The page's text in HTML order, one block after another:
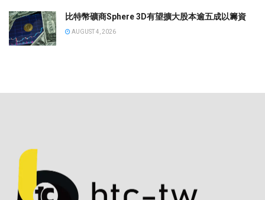
比特幣礦商Sphere 3D有望擴大股本逾五成以籌資
AUGUST 4, 2026